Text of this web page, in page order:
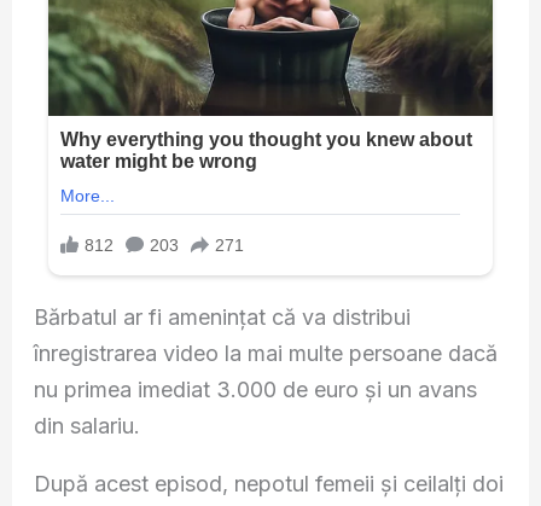
Bărbatul ar fi amenințat că va distribui
înregistrarea video la mai multe persoane dacă
nu primea imediat 3.000 de euro și un avans
din salariu.
După acest episod, nepotul femeii și ceilalți doi